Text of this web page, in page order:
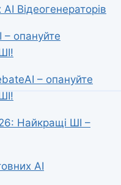
Відеогенераторів
– опануйте
– опануйте
Найкращі ШІ –
AI